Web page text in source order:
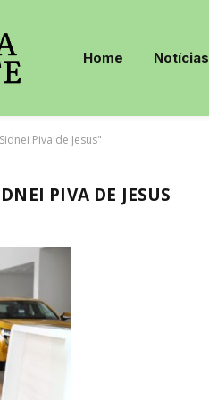
Home Notícias
Piva de Jesus"
PIVA DE JESUS